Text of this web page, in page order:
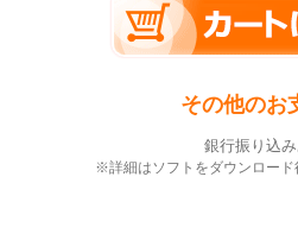
その他のお
銀行振り込み
※詳細はソフトをダウンロード